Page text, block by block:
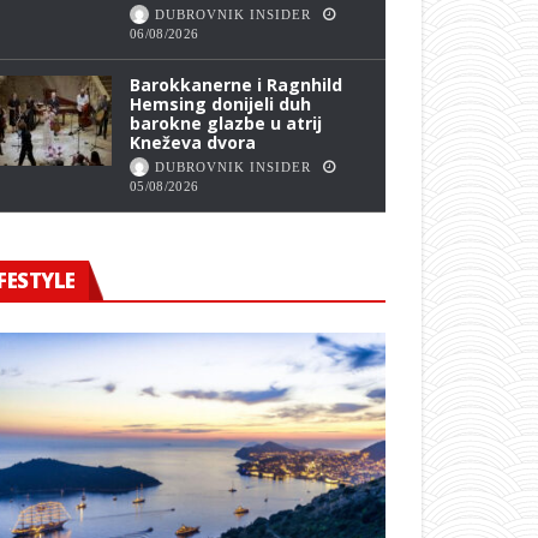
DUBROVNIK INSIDER
06/08/2026
Barokkanerne i Ragnhild
Hemsing donijeli duh
barokne glazbe u atrij
Kneževa dvora
DUBROVNIK INSIDER
05/08/2026